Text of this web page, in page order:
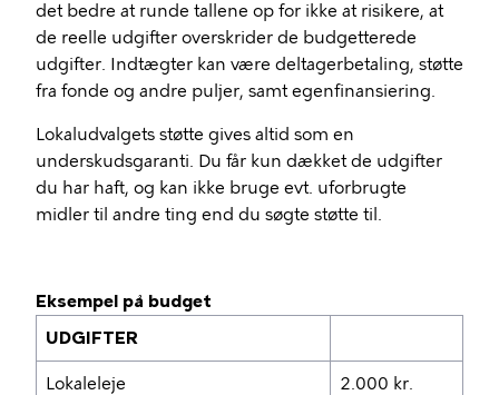
det bedre at runde tallene op for ikke at risikere, at
de reelle udgifter overskrider de budgetterede
udgifter. Indtægter kan være deltagerbetaling, støtte
fra fonde og andre puljer, samt egenfinansiering.
Lokaludvalgets støtte gives altid som en
underskudsgaranti. Du får kun dækket de udgifter
du har haft, og kan ikke bruge evt. uforbrugte
midler til andre ting end du søgte støtte til.
Eksempel på budget
UDGIFTER
Lokaleleje 2.000 kr.